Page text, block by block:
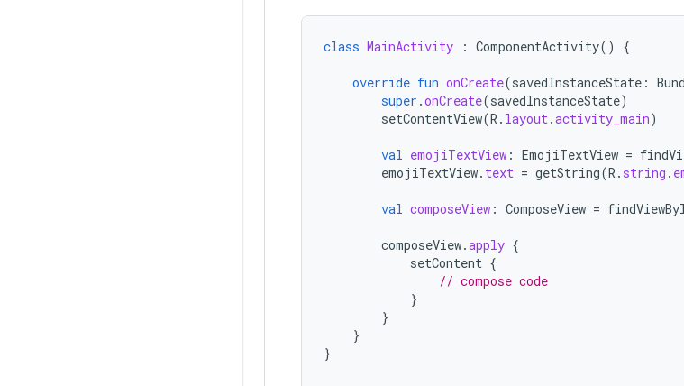
class MainActivity : ComponentActivity() {
override fun onCreate(savedInstanceState :
super .onCreate(savedInstanceState)
setContentView(R . layout.activity_main)
val emojiTextView : EmojiTextView =
emojiTextView. text = getString(R . string .
val composeView : ComposeView =
composeView.apply {
setContent {
// compose code
}
}
}
}